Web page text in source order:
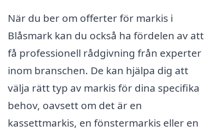
När du ber om offerter för markis i
Blåsmark kan du också ha fördelen av att
få professionell rådgivning från experter
inom branschen. De kan hjälpa dig att
välja rätt typ av markis för dina specifika
behov, oavsett om det är en
kassettmarkis, en fönstermarkis eller en